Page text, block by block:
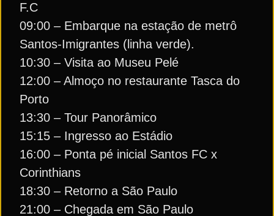
F.C
09:00 – Embarque na estação de metrô
Santos-Imigrantes (linha verde).
10:30 – Visita ao Museu Pelé
12:00 – Almoço no restaurante Tasca do
Porto
13:30 – Tour Panorâmico
15:15 – Ingresso ao Estádio
16:00 – Ponta pé inicial Santos FC x
Corinthians
18:30 – Retorno a São Paulo
21:00 – Chegada em São Paulo